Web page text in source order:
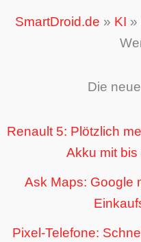
SmartDroid.de » KI »
Die
Renault 5: Plötzlich
Akku mit
Ask Maps: Google
Pixel-Telefone: